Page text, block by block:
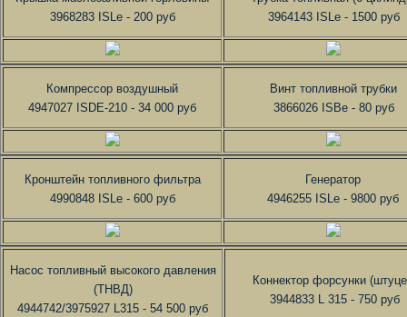
3968283 ISLe - 200 руб
3964143 ISLe - 1500 руб
Компрессор воздушный
4947027 ISDE-210 - 34 000 руб
Винт топливной трубки
3866026 ISBe - 80 руб
Кронштейн топливного фильтра
4990848 ISLe - 600 руб
Генератор
4946255 ISLe - 9800 руб
Насос топливный высокого давления
(ТНВД)
4944742/3975927 L315 - 54 500 руб
Коннектор форсунки
3944833 L 315 - 750 руб